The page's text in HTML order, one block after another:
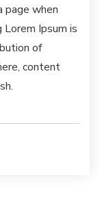
page when
Ipsum is
of
content